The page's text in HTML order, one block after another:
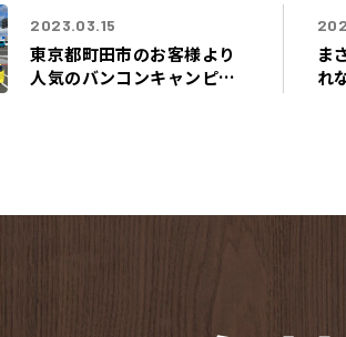
2023.03.15
東京都町田市のお客様より
人気のバンコンキャンピン
ま
れ